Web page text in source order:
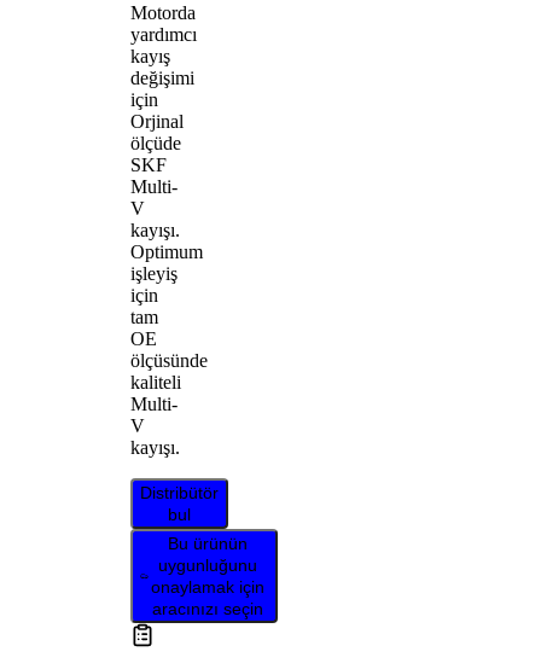
Motorda
yardımcı
kayış
değişimi
için
Orjinal
ölçüde
SKF
Multi-
V
kayışı.
Optimum
işleyiş
için
tam
OE
ölçüsünde
kaliteli
Multi-
V
kayışı.
Distribütör
bul
Bu ürünün
uygunluğunu
onaylamak için
aracınızı seçin